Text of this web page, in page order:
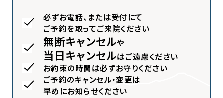
必ずお電話、または受付にて
ご予約を取ってご来院ください
無断キャンセルや
当日キャンセルはご遠慮ください
お約束の時間は必ずお守りください
ご予約のキャンセル・変更は
早めにお知らせください